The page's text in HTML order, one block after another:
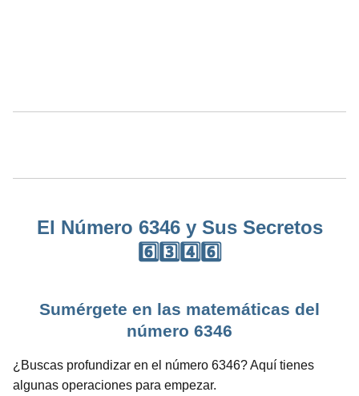
El Número 6346 y Sus Secretos
6️⃣3️⃣4️⃣6️⃣
Sumérgete en las matemáticas del
número 6346
¿Buscas profundizar en el número 6346? Aquí tienes
algunas operaciones para empezar.